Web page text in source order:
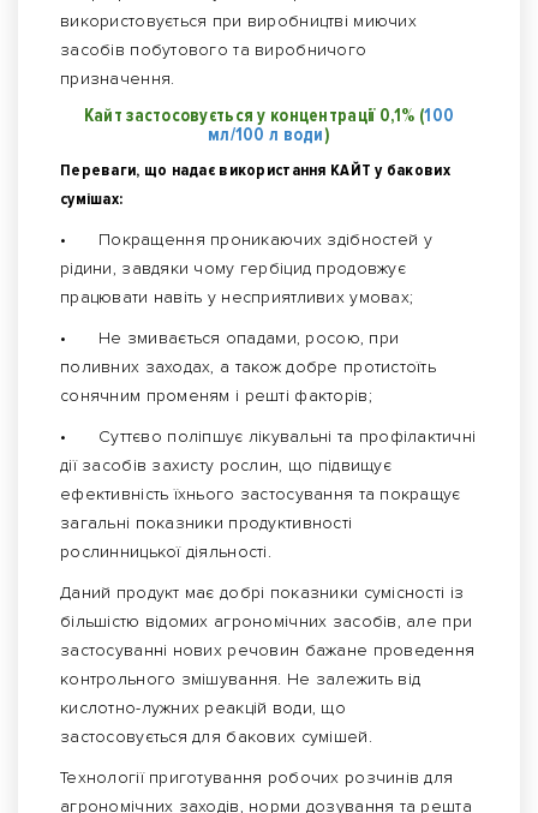
використовується при виробництві миючих
засобів побутового та виробничого
призначення.
Кайт застосовується у концентрації 0,1% (100
мл/100 л води)
Переваги, що надає використання КАЙТ у бакових
сумішах:
•
Покращення проникаючих здібностей у
рідини, завдяки чому гербіцид продовжує
працювати навіть у несприятливих умовах;
•
Не змивається опадами, росою, при
поливних заходах, а також добре протистоїть
сонячним променям і решті факторів;
•
Суттєво поліпшує лікувальні та профілактичні
дії засобів захисту рослин, що підвищує
ефективність їхнього застосування та покращує
загальні показники продуктивності
рослинницької діяльності.
Даний продукт має добрі показники сумісності із
більшістю відомих агрономічних засобів, але при
застосуванні нових речовин бажане проведення
контрольного змішування. Не залежить від
кислотно-лужних реакцій води, що
застосовується для бакових сумішей.
Технології приготування робочих розчинів для
агрономічних заходів, норми дозування та решта